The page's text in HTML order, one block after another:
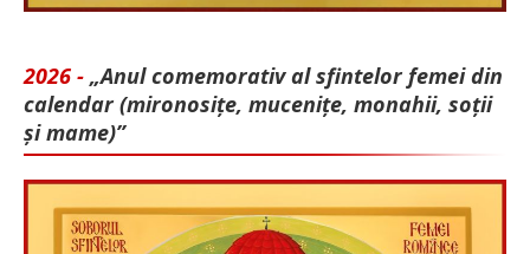
2026 - „Anul comemorativ al sfintelor femei din
calendar (mironosițe, mu­cenițe, monahii, soții
și mame)”